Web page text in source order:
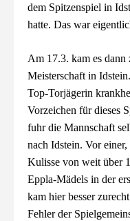
dem Spitzenspiel in
hatte. Das war
Am 17.3. kam es dann
Meisterschaft in
Top-Torjägerin
Vorzeichen für dieses
fuhr die Mannschaft
nach Idstein. Vor
Kulisse von weit über
Eppla-Mädels in der
kam hier besser
Fehler der